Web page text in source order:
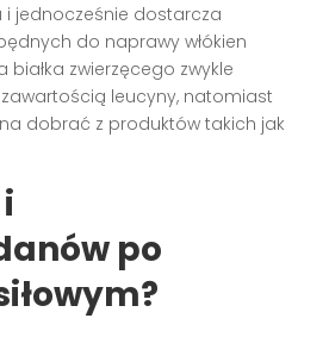
i jednocześnie dostarcza
do naprawy włókien
białka zwierzęcego zwykle
leucyny, natomiast
dobrać z produktów takich jak
po